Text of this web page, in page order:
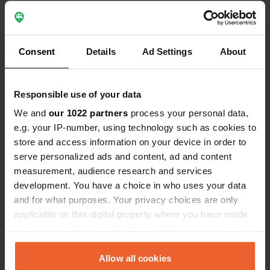
Consent Details Ad Settings About
Responsible use of your data
We and our 1022 partners process your personal data,
e.g. your IP-number, using technology such as cookies to
store and access information on your device in order to
serve personalized ads and content, ad and content
measurement, audience research and services
development. You have a choice in who uses your data
and for what purposes. Your privacy choices are only
applicable on this digital property where you have made
any time from the Cookie Declaration or by clicking on
the Privacy trigger icon.Allow all cookies
Contact
Locatie
Grande Rue 20
52220, Rives Dervoises, Frankrijk
48° 25' 59" N 4° 43' 8" E